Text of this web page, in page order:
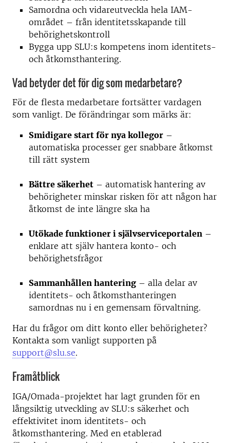
Samordna och vidareutveckla hela IAM-
området – från identitetsskapande till
behörighetskontroll
Bygga upp SLU:s kompetens inom identitets-
och åtkomsthantering.
Vad betyder det för dig som medarbetare?
För de flesta medarbetare fortsätter vardagen
som vanligt. De förändringar som märks är:
Smidigare start för nya kollegor –
automatiska processer ger snabbare åtkomst
till rätt system
Bättre säkerhet – automatisk hantering av
behörigheter minskar risken för att någon har
åtkomst de inte längre ska ha
Utökade funktioner i självserviceportalen –
enklare att själv hantera konto- och
behörighetsfrågor
Sammanhållen hantering – alla delar av
identitets- och åtkomsthanteringen
samordnas nu i en gemensam förvaltning.
Har du frågor om ditt konto eller behörigheter?
Kontakta som vanligt supporten på
support@slu.se.
Framåtblick
IGA/Omada-projektet har lagt grunden för en
långsiktig utveckling av SLU:s säkerhet och
effektivitet inom identitets- och
åtkomsthantering. Med en etablerad